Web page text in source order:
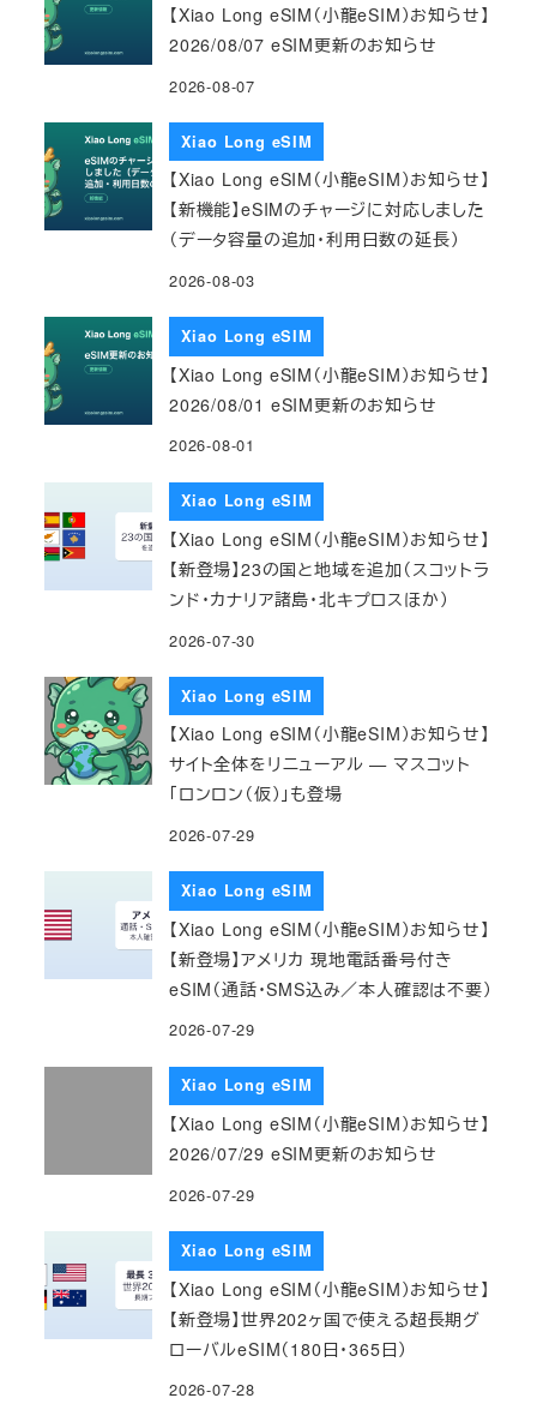
【Xiao Long eSIM（小龍eSIM）お知らせ】
2026/08/07 eSIM更新のお知らせ
2026-08-07
Xiao Long eSIM
【Xiao Long eSIM（小龍eSIM）お知らせ】
【新機能】eSIMのチャージに対応しました
（データ容量の追加・利用日数の延長）
2026-08-03
Xiao Long eSIM
【Xiao Long eSIM（小龍eSIM）お知らせ】
2026/08/01 eSIM更新のお知らせ
2026-08-01
Xiao Long eSIM
【Xiao Long eSIM（小龍eSIM）お知らせ】
【新登場】23の国と地域を追加（スコットラ
ンド・カナリア諸島・北キプロスほか）
2026-07-30
Xiao Long eSIM
【Xiao Long eSIM（小龍eSIM）お知らせ】
サイト全体をリニューアル — マスコット
「ロンロン（仮）」も登場
2026-07-29
Xiao Long eSIM
【Xiao Long eSIM（小龍eSIM）お知らせ】
【新登場】アメリカ 現地電話番号付き
eSIM（通話・SMS込み／本人確認は不要）
2026-07-29
Xiao Long eSIM
【Xiao Long eSIM（小龍eSIM）お知らせ】
2026/07/29 eSIM更新のお知らせ
2026-07-29
Xiao Long eSIM
【Xiao Long eSIM（小龍eSIM）お知らせ】
【新登場】世界202ヶ国で使える超長期グ
ローバルeSIM（180日・365日）
2026-07-28